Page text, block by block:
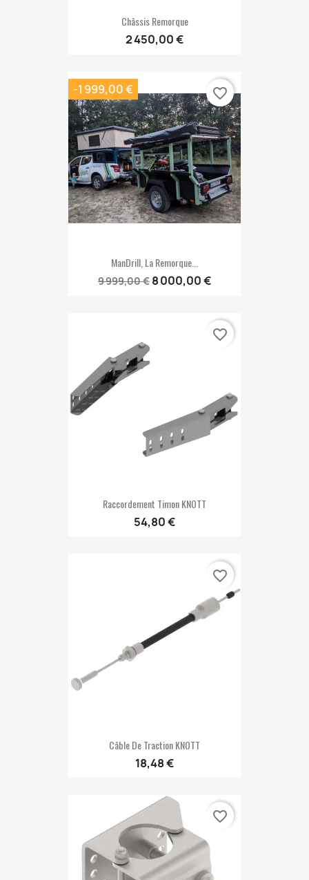
Châssis Remorque
2 450,00 €
ManDrill, La Remorque...
9 999,00 € 8 000,00 €
-1 999,00 € favorite_border
Raccordement Timon KNOTT
54,80 €
favorite_border
Câble De Traction KNOTT
18,48 €
favorite_border
favorite_border